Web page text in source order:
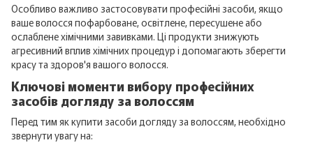
Особливо важливо застосовувати професійні засоби, якщо
ваше волосся пофарбоване, освітлене, пересушене або
ослаблене хімічними завивками. Ці продукти знижують
агресивний вплив хімічних процедур і допомагають зберегти
красу та здоров'я вашого волосся.
Ключові моменти вибору професійних
засобів догляду за волоссям
Перед тим як купити засоби догляду за волоссям, необхідно
звернути увагу на: